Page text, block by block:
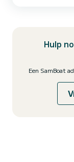
Hulp
Een SamBoat